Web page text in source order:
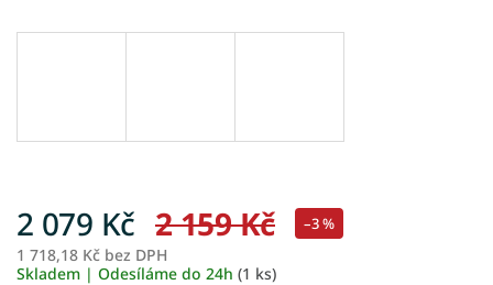
2 159 Kč –3 %
2 079 Kč
1 718,18 Kč bez DPH
Skladem | Odesíláme do 24h (1 ks)